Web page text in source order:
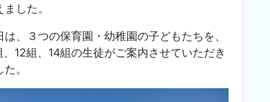
した。
は、３つの保育園・幼稚園の子どもたちを、
、12組、14組の生徒がご案内させていただき
。